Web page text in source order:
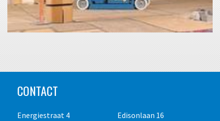
CONTACT
Energiestraat 4
Edisonlaan 16